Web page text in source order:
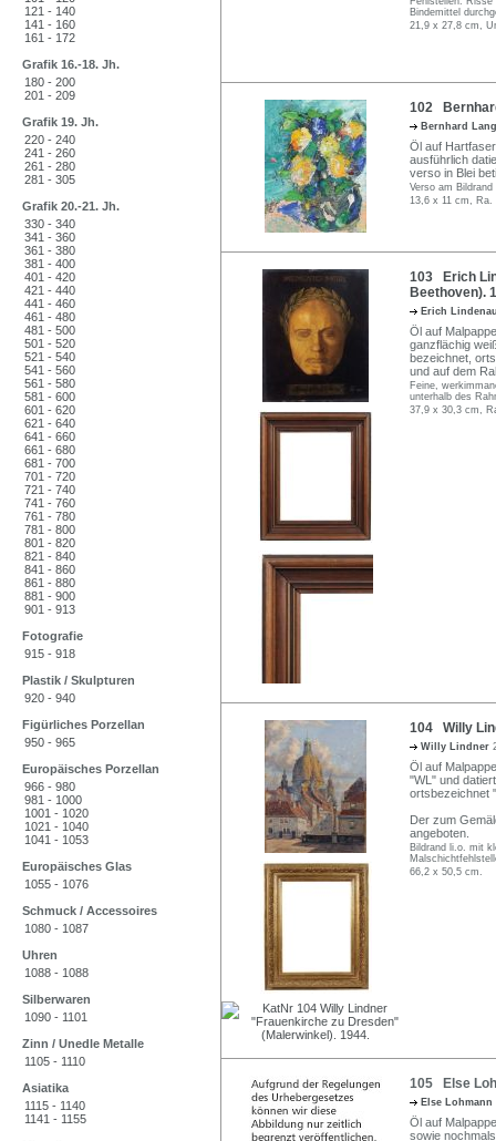
121 - 140
141 - 160
161 - 172
Grafik 16.-18. Jh.
180 - 200
201 - 209
Grafik 19. Jh.
220 - 240
241 - 260
261 - 280
281 - 305
Grafik 20.-21. Jh.
330 - 340
341 - 360
361 - 380
381 - 400
401 - 420
421 - 440
441 - 460
461 - 480
481 - 500
501 - 520
521 - 540
541 - 560
561 - 580
581 - 600
601 - 620
621 - 640
641 - 660
661 - 680
681 - 700
701 - 720
721 - 740
741 - 760
761 - 780
781 - 800
801 - 820
821 - 840
841 - 860
861 - 880
881 - 900
901 - 913
Fotografie
915 - 918
Plastik / Skulpturen
920 - 940
Figürliches Porzellan
950 - 965
Europäisches Porzellan
966 - 980
981 - 1000
1001 - 1020
1021 - 1040
1041 - 1053
Europäisches Glas
1055 - 1076
Schmuck / Accessoires
1080 - 1087
Uhren
1088 - 1088
Silberwaren
1090 - 1101
Zinn / Unedle Metalle
1105 - 1110
Asiatika
1115 - 1140
1141 - 1155
Bindemittel
21,9 x 27,8 cm,
102
Bernhard
Öl auf
ausführlich
verso in Blei
Verso am
13,6 x 11 cm,
103 Erich
Beethoven).
Erich
Öl auf
ganzflächig
bezeichnet,
und auf dem
Feine,
unterhalb des
37,9 x 30,3 cm,
104 Willy
Willy Lindner
Öl auf
"WL" und
ortsbezeichnet
Der zum
angeboten.
Bildrand li.o. mit
66,2 x 50,5 cm.
105 Else
Else Lohmann
Öl auf
sowie